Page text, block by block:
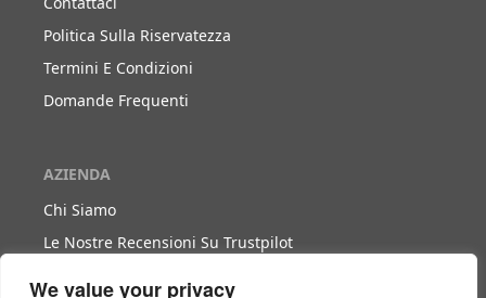
We value your privacy
Politica Sulla Riservatezza
Termini E Condizioni
Domande Frequenti
AZIENDA
Chi Siamo
Le Nostre Recensioni Su Trustpilot